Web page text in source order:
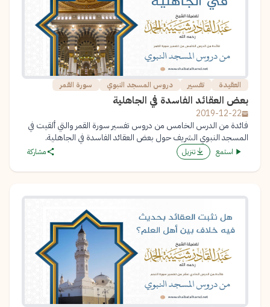
العقيدة تفسير دروس المسجد النبوي سورة القمر
بعض العقائد الفاسدة في الجاهلية
2019-12-22
فائدة من الدرس الخامس من دروس تفسير سورة القمر والتي ألقيت في
المسجد النبوي الشريف حول بعض العقائد الفاسدة في الجاهلية.
استمع تنزيل مشاركة